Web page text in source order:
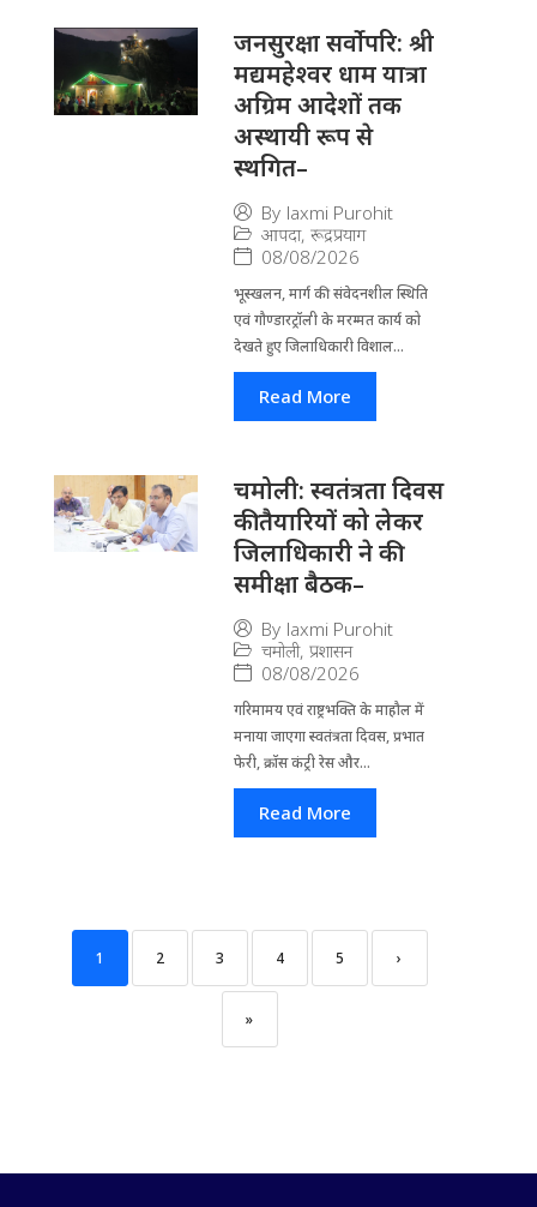
जनसुरक्षा सर्वोपरि: श्री
मद्यमहेश्वर धाम यात्रा
अग्रिम आदेशों तक
अस्थायी रूप से
स्थगित–
By laxmi Purohit
आपदा, रूद्रप्रयाग
08/08/2026
भूस्खलन, मार्ग की संवेदनशील स्थिति
एवं गौण्डारट्रॉली के मरम्मत कार्य को
देखते हुए जिलाधिकारी विशाल...
Read More
चमोली: स्वतंत्रता दिवस
की तैयारियों को लेकर
जिलाधिकारी ने की
समीक्षा बैठक–
By laxmi Purohit
चमोली, प्रशासन
08/08/2026
गरिमामय एवं राष्ट्रभक्ति के माहौल में
मनाया जाएगा स्वतंत्रता दिवस, प्रभात
फेरी, क्रॉस कंट्री रेस और...
Read More
1 2 3 4 5 ›
»